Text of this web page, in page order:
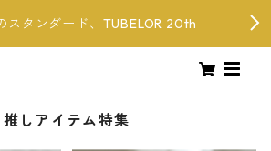
スタンダード、TUBELOR 20th
推しアイテム特集